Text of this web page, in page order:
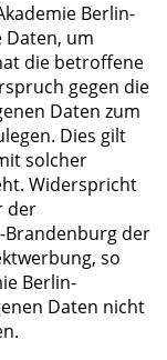
Berlin-
Daten, um
die betroffene
gegen die
Daten zum
Dies gilt
solcher
Widerspricht
der
Brandenburg der
so
Berlin-
Daten nicht